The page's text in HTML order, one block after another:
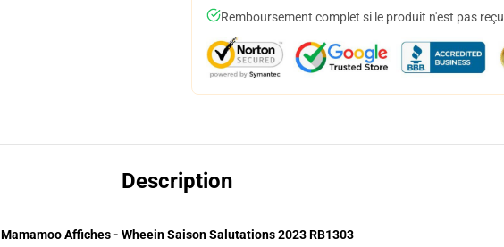
Remboursement complet si le produit n'est pas reçu
Description
Mamamoo Affiches - Wheein Saison Salutations 2023 RB1303